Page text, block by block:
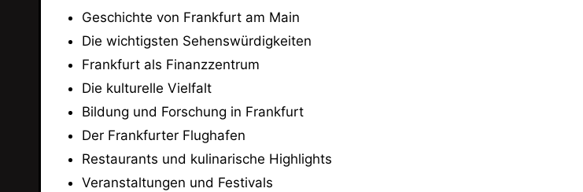
Geschichte von Frankfurt am Main
Die wichtigsten Sehenswürdigkeiten
Frankfurt als Finanzzentrum
Die kulturelle Vielfalt
Bildung und Forschung in Frankfurt
Der Frankfurter Flughafen
Restaurants und kulinarische Highlights
Veranstaltungen und Festivals